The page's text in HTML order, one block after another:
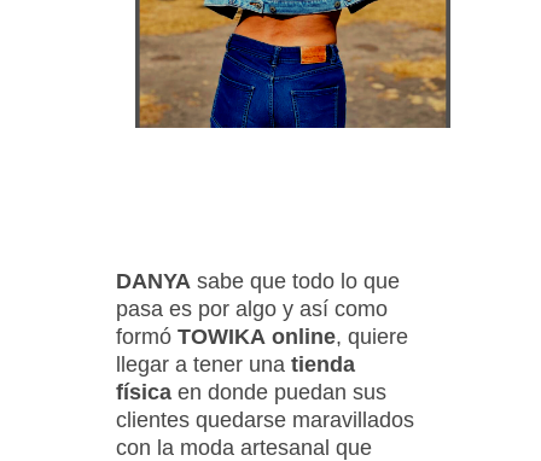
DANYA sabe que todo lo que
pasa es por algo y así como
formó TOWIKA online, quiere
llegar a tener una tienda
física en donde puedan sus
clientes quedarse maravillados
con la moda artesanal que